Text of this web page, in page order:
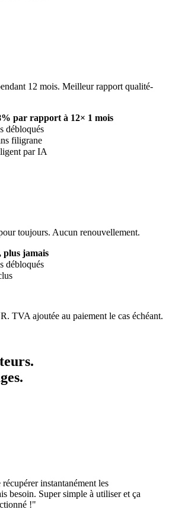
12 mois. Meilleur rapport qualité-
par rapport à 12× 1 mois
débloqués
filigrane
par IA
toujours. Aucun renouvellement.
plus jamais
débloqués
TVA ajoutée au paiement le cas échéant.
instantanément les
besoin. Super simple à utiliser et ça
!"